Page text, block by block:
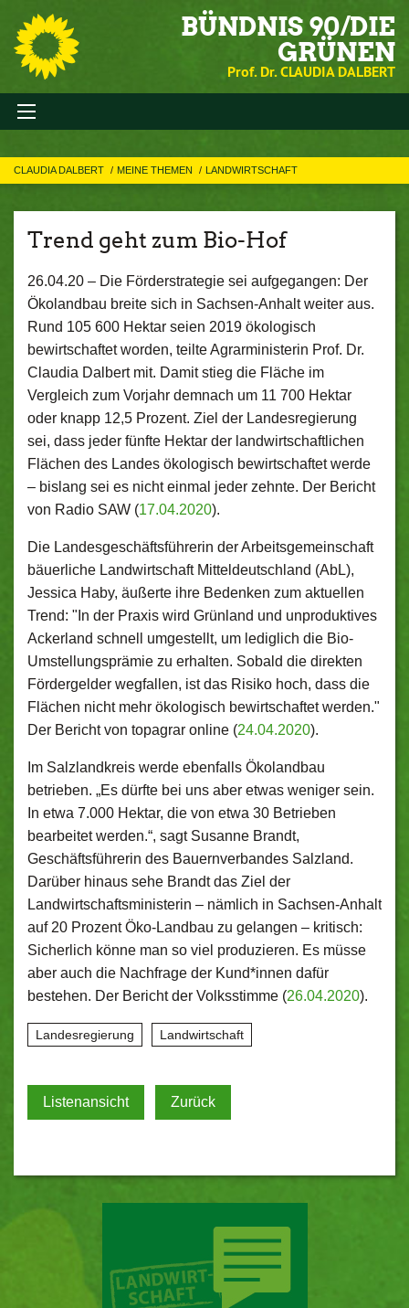
BÜNDNIS 90/DIE
GRÜNEN
Prof. Dr. CLAUDIA DALBERT
CLAUDIA DALBERT MEINE THEMEN LANDWIRTSCHAFT
Trend geht zum Bio-Hof
26.04.20 – Die Förderstrategie sei aufgegangen: Der
Ökolandbau breite sich in Sachsen-Anhalt weiter aus.
Rund 105 600 Hektar seien 2019 ökologisch
bewirtschaftet worden, teilte Agrarministerin Prof. Dr.
Claudia Dalbert mit. Damit stieg die Fläche im
Vergleich zum Vorjahr demnach um 11 700 Hektar
oder knapp 12,5 Prozent. Ziel der Landesregierung
sei, dass jeder fünfte Hektar der landwirtschaftlichen
Flächen des Landes ökologisch bewirtschaftet werde
– bislang sei es nicht einmal jeder zehnte. Der Bericht
von Radio SAW (17.04.2020).
Die Landesgeschäftsführerin der Arbeitsgemeinschaft
bäuerliche Landwirtschaft Mitteldeutschland (AbL),
Jessica Haby, äußerte ihre Bedenken zum aktuellen
Trend: "In der Praxis wird Grünland und unproduktives
Ackerland schnell umgestellt, um lediglich die Bio-
Umstellungsprämie zu erhalten. Sobald die direkten
Fördergelder wegfallen, ist das Risiko hoch, dass die
Flächen nicht mehr ökologisch bewirtschaftet werden."
Der Bericht von topagrar online (24.04.2020).
Im Salzlandkreis werde ebenfalls Ökolandbau
betrieben. „Es dürfte bei uns aber etwas weniger sein.
In etwa 7.000 Hektar, die von etwa 30 Betrieben
bearbeitet werden.“, sagt Susanne Brandt,
Geschäftsführerin des Bauernverbandes Salzland.
Darüber hinaus sehe Brandt das Ziel der
Landwirtschaftsministerin – nämlich in Sachsen-Anhalt
auf 20 Prozent Öko-Landbau zu gelangen – kritisch:
Sicherlich könne man so viel produzieren. Es müsse
aber auch die Nachfrage der Kund*innen dafür
bestehen. Der Bericht der Volksstimme (26.04.2020).
Landesregierung Landwirtschaft
Listenansicht Zurück